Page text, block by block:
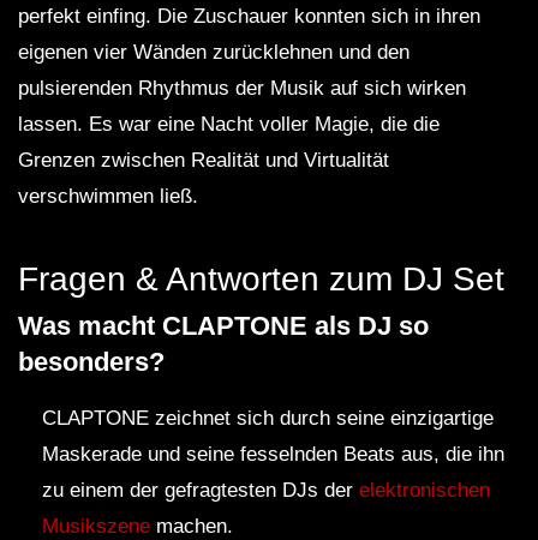
perfekt einfing. Die Zuschauer konnten sich in ihren
eigenen vier Wänden zurücklehnen und den
pulsierenden Rhythmus der Musik auf sich wirken
lassen. Es war eine Nacht voller Magie, die die
Grenzen zwischen Realität und Virtualität
verschwimmen ließ.
Fragen & Antworten zum DJ Set
Was macht CLAPTONE als DJ so
besonders?
CLAPTONE zeichnet sich durch seine einzigartige
Maskerade und seine fesselnden Beats aus, die ihn
zu einem der gefragtesten DJs der elektronischen
Musikszene machen.